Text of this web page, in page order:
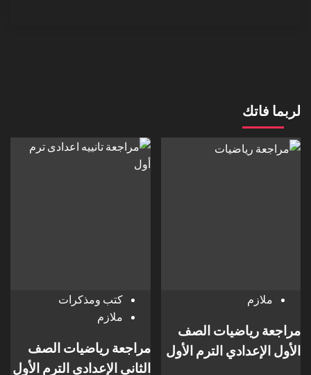
لربما فاتك
كتب ومذكرات
ملازم
مراجعة رياضيات الصف
الثاني الإعدادي الترم الأول
ملازم
مراجعة رياضيات الصف
الأول الإعدادي الترم الأول